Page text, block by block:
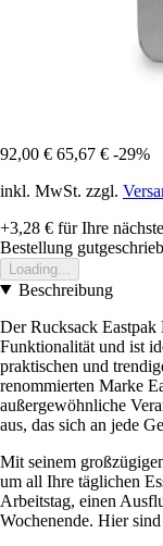
92,00 € 65,67 € -29%
inkl. MwSt. zzgl.
+3,28 € für Ihre
Bestellung
Loading...
Beschreibung
Der Rucksack
Funktionalität und ist
praktischen und
renommierten Marke
außergewöhnliche
aus, das sich an jede
Mit seinem
um all Ihre täglichen
Arbeitstag, einen
Wochenende. Hier